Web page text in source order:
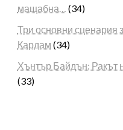
мащабна… (34)
Три основни сценария
Кардам (34)
Хънтър Байдън: Ракът
(33)